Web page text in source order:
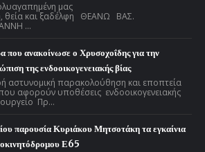
πολυαγαπημένη μας
θεία και ξαδέλφη ΘΕΑΝΩ ΒΑΣ.
...
που ανακοίνωσε ο Χρυσοχοΐδης για την
της ενδοοικογενειακής βίας
αστυνομική παρακολούθηση και εποπτεία
αφορούν υποθέσεις ενδοοικογενειακής
Πρ...
παρουσία Κυριάκου Μητσοτάκη τα εγκαίνια
Ε65